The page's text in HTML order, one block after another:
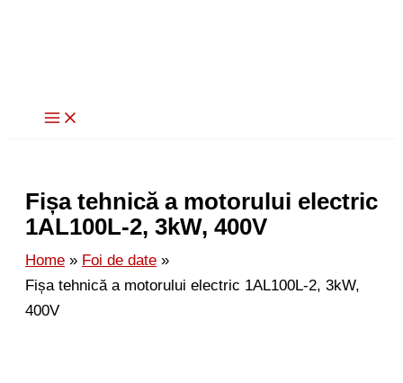
Fișa tehnică a motorului electric
1AL100L-2, 3kW, 400V
Home
Foi de date
Fișa tehnică a motorului electric 1AL100L-2, 3kW,
400V